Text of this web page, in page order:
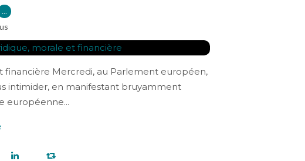
…
financière Mercredi, au Parlement européen,
intimider, en manifestant bruyamment
européenne...